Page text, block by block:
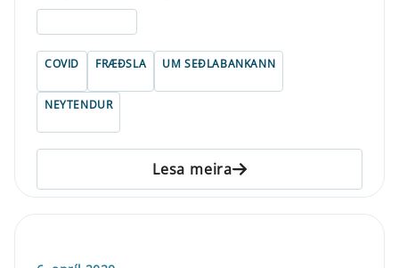
COVID FRÆÐSLA UM SEÐLABANKANN
NEYTENDUR
Lesa meira